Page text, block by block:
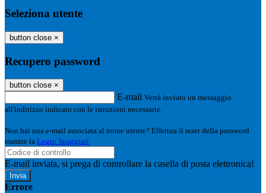
Seleziona utente
button close ×
Recupero password
button close ×
E-mail Verrà inviato un messaggio
all'indirizzo indicato con le istruzioni necessarie.
Non hai una e-mail associata al nome utente? Effettua il reset della password
tramite la Login Spaggiari
E-mail inviata, si prega di controllare la casella di posta elettronica!
Errore